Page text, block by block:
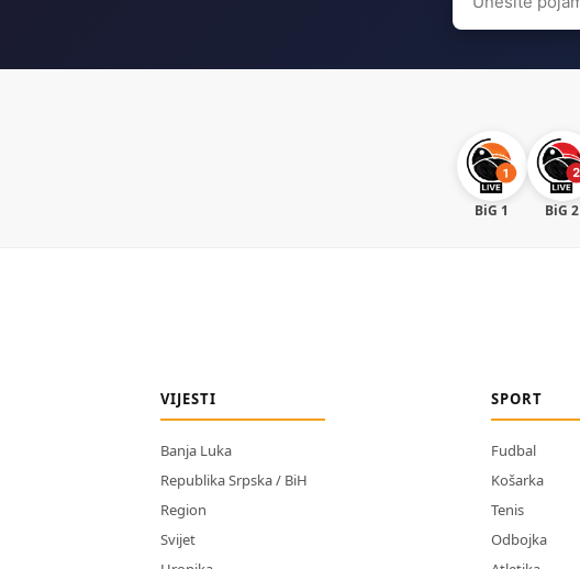
for:
BiG 1 BiG 2
VIJESTI
Banja Luka
Republika Srpska / BiH
Region
Svijet
SPORT
Fudbal
Košarka
Tenis
Odbojka